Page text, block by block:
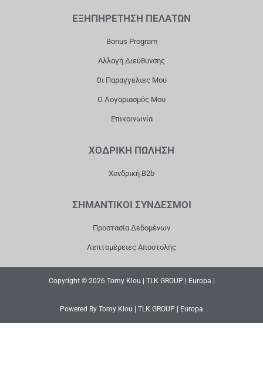
O
R
M
E
ΕΞΗΠΗΡΕΤΗΣΗ ΠΕΛΑΤΩΝ
Bonus Program
Αλλαγή Διεύθυνσης
Οι Παραγγελιες Μου
Ο Λογαριασμός Μου
Επικοινωνία
ΧΟΔΡΙΚΗ ΠΩΛΗΣΗ
Χονδρική B2b
ΣΗΜΑΝΤΙΚΟΙ ΣΥΝΔΕΣΜΟΙ
Προστασία Δεδομένων
Λεπτομέρειες Αποστολής
Copyright © 2026 Tomy Klou | TLK GROUP | Europa |
Powered By Tomy Klou | TLK GROUP | Europa